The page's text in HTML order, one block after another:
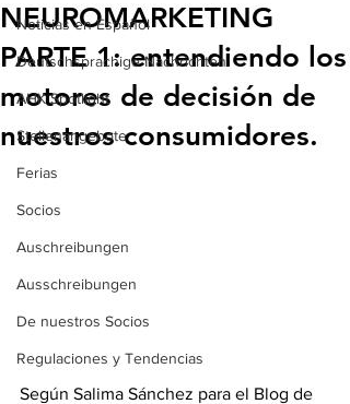
Noticias en Español
Deutschsprachige Nachrichten
AHK Spotlight
Stellenangebote
Ferias
Socios
Auschreibungen
Ausschreibungen
De nuestros Socios
Regulaciones y Tendencias
NEUROMARKETING
PARTE 1: entendiendo los
motores de decisión de
nuestros consumidores.
Según Salima Sánchez para el Blog de